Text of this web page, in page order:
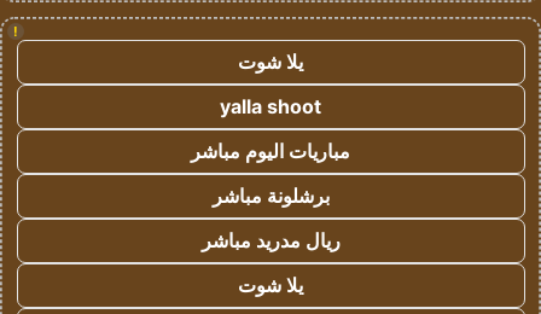
!
يلا شوت
yalla shoot
مباريات اليوم مباشر
برشلونة مباشر
ريال مدريد مباشر
يلا شوت